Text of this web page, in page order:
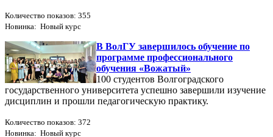
Количество показов: 355
Новинка: Новый курс
В ВолГУ завершилось обучение по
программе профессионального
обучения «Вожатый»
100 студентов Волгоградского
государственного университета успешно завершили изучение
дисциплин и прошли педагогическую практику.
Количество показов: 372
Новинка: Новый курс